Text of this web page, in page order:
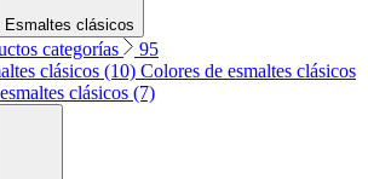
Esmaltes clásicos
categorías
95
clásicos (10) Colores de esmaltes clásicos
clásicos (7)